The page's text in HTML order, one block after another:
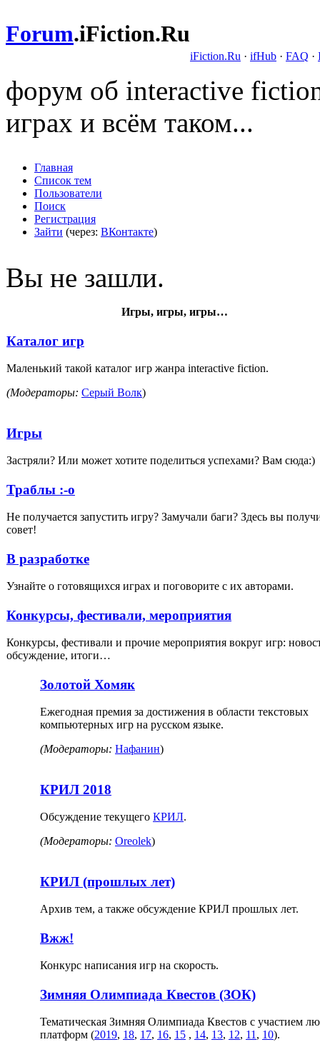
Forum.iFiction.Ru
iFiction.Ru · ifHub · FAQ ·
форум об interactive
играх и всём таком...
Главная
Список тем
Пользователи
Поиск
Регистрация
Зайти (через: ВКонтакте)
Вы не зашли.
Игры, игры, игры…
Каталог игр
Маленький такой каталог игр жанра interaсtive fiction.
(Модераторы: Серый Волк)
Игры
Застряли? Или может хотите поделиться успехами? Вам сюда:)
Траблы :-o
Не получается запустить игру? Замучали баги? Здесь вы
совет!
В разработке
Узнайте о готовящихся играх и поговорите с их авторами.
Конкурсы, фестивали, мероприятия
Конкурсы, фестивали и прочие мероприятия вокруг игр:
обсуждение, итоги…
Золотой Хомяк
Ежегодная премия за достижения в области текстовых
компьютерных игр на русском языке.
(Модераторы: Нафанин)
КРИЛ 2018
Обсуждение текущего КРИЛ.
(Модераторы: Oreolek)
КРИЛ (прошлых лет)
Архив тем, а также обсуждение КРИЛ прошлых лет.
Вжж!
Конкурс написания игр на скорость.
Зимняя Олимпиада Квестов (ЗОК)
Тематическая Зимняя Олимпиада Квестов с участием
платформ (2019, 18, 17, 16, 15 , 14, 13, 12, 11, 10).